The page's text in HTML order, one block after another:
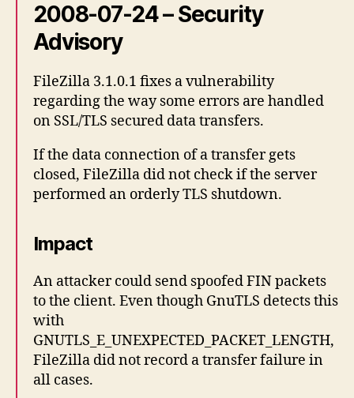
2008-07-24 – Security
Advisory
FileZilla 3.1.0.1 fixes a vulnerability
regarding the way some errors are handled
on SSL/TLS secured data transfers.
If the data connection of a transfer gets
closed, FileZilla did not check if the server
performed an orderly TLS shutdown.
Impact
An attacker could send spoofed FIN packets
to the client. Even though GnuTLS detects this
with
GNUTLS_E_UNEXPECTED_PACKET_LENGTH,
FileZilla did not record a transfer failure in
all cases.